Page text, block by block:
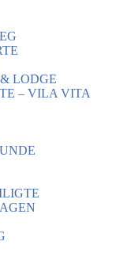
LODGE
– VILA VITA